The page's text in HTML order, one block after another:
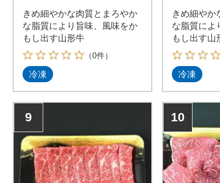
きめ細やかな肉質とまろやか
な脂質により旨味、風味をか
もし出す山形牛
（0件）
冷凍
きめ細やか
な脂質によ
もし出す山
冷凍
9 10